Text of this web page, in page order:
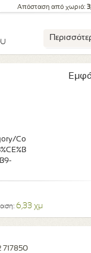
Απόσταση από χωριό:
Coffee-
6,33 χμ
717850